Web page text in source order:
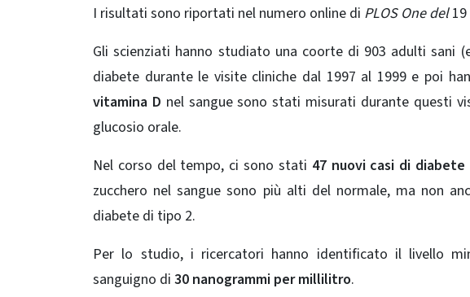
I risultati sono riportati nel numero online di PLOS One del19
Gli scienziati hanno studiato una coorte di 903 adulti sani
diabete durante le visite cliniche dal 1997 al 1999 e poi
vitamina D nel sangue sono stati misurati durante questi
glucosio orale.
Nel corso del tempo, ci sono stati 47 nuovi casi di
zucchero nel sangue sono più alti del normale, ma non
diabete di tipo 2.
Per lo studio, i ricercatori hanno identificato il livello
sanguigno di 30 nanogrammi per millilitro.